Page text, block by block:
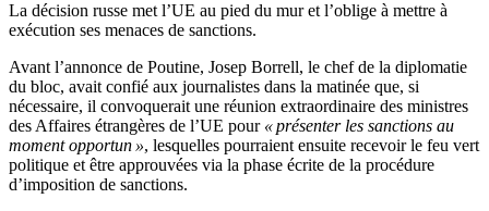
La décision russe met l’UE au pied du mur et l’oblige à mettre à
exécution ses menaces de sanctions.
Avant l’annonce de Poutine, Josep Borrell, le chef de la diplomatie
du bloc, avait confié aux journalistes dans la matinée que, si
nécessaire, il convoquerait une réunion extraordinaire des ministres
des Affaires étrangères de l’UE pour « présenter les sanctions au
moment opportun », lesquelles pourraient ensuite recevoir le feu vert
politique et être approuvées via la phase écrite de la procédure
d’imposition de sanctions.